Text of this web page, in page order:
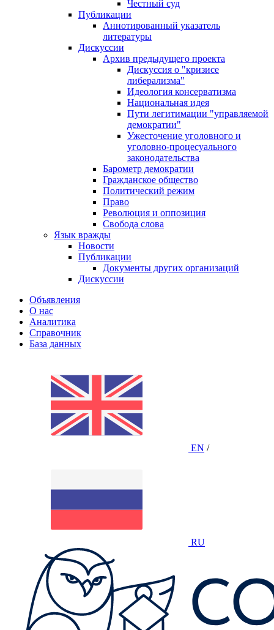
Честный суд
Публикации
Аннотированный указатель
литературы
Дискуссии
Архив предыдущего проекта
Дискуссия о "кризисе
либерализма"
Идеология консерватизма
Национальная идея
Пути легитимации "управляемой
демократии"
Ужесточение уголовного и
уголовно-процесуального
законодательства
Барометр демократии
Гражданское общество
Политический режим
Право
Революция и оппозиция
Свобода слова
Язык вражды
Новости
Публикации
Документы других организаций
Дискуссии
Объявления
О нас
Аналитика
Справочник
База данных
EN /
RU